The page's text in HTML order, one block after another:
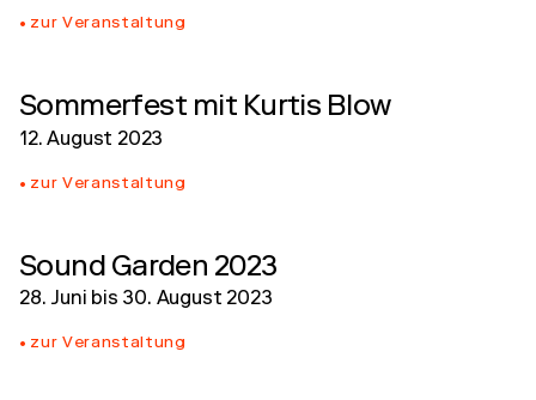
zur Veranstaltung
Sommerfest mit Kurtis Blow
12. August 2023
zur Veranstaltung
Sound Garden 2023
28. Juni bis 30. August 2023
zur Veranstaltung